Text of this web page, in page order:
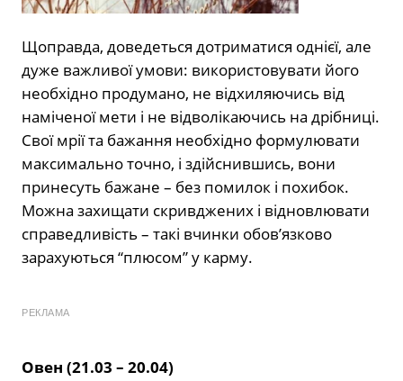
Щоправда, доведеться дотриматися однієї, але
дуже важливої умови: використовувати його
необхідно продумано, не відхиляючись від
наміченої мети і не відволікаючись на дрібниці.
Свої мрії та бажання необхідно формулювати
максимально точно, і здійснившись, вони
принесуть бажане – без помилок і похибок.
Можна захищати скривджених і відновлювати
справедливість – такі вчинки обов’язково
зарахуються “плюсом” у карму.
РЕКЛАМА
Овен (21.03 – 20.04)